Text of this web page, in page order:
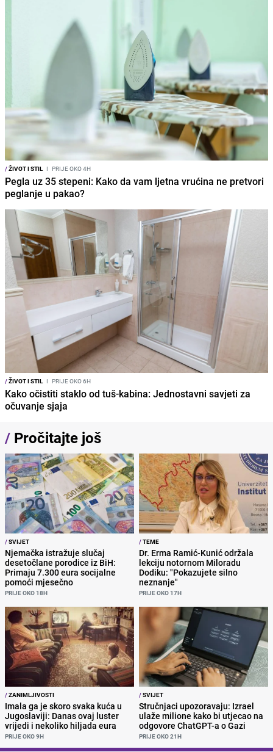
/ŽIVOT I STIL I PRIJE OKO 4H
Pegla uz 35 stepeni: Kako da vam ljetna vrućina ne pretvori
peglanje u pakao?
/ŽIVOT I STIL I PRIJE OKO 6H
Kako očistiti staklo od tuš-kabina: Jednostavni savjeti za
očuvanje sjaja
/ Pročitajte još
/SVIJET
Njemačka istražuje slučaj
desetočlane porodice iz BiH:
Primaju 7.300 eura socijalne
pomoći mjesečno
PRIJE OKO 18H
/TEME
Dr. Erma Ramić-Kunić održala
lekciju notornom Miloradu
Dodiku: "Pokazujete silno
neznanje"
PRIJE OKO 17H
/ZANIMLJIVOSTI
Imala ga je skoro svaka kuća u
Jugoslaviji: Danas ovaj luster
vrijedi i nekoliko hiljada eura
PRIJE OKO 9H
/SVIJET
Stručnjaci upozoravaju: Izrael
ulaže milione kako bi utjecao na
odgovore ChatGPT-a o Gazi
PRIJE OKO 21H